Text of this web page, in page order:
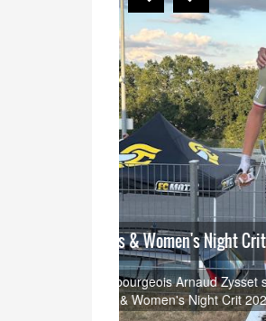
Men's & Women's
Le Vaudois Christian
manche des Men's &